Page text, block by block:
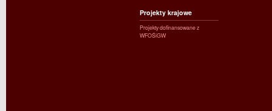
Projekty krajowe
Projekty dofinansowane z
WFOŚiGW